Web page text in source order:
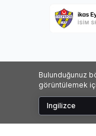
Bulunduğunuz
görüntülemek
Ingilizce